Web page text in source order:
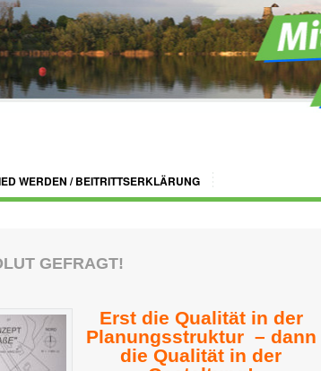
WERDEN / BEITRITTSERKLÄRUNG
GEFRAGT!
Erst die Qualität in der
Planungsstruktur – dann
die Qualität in der